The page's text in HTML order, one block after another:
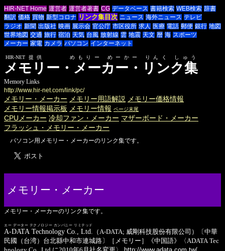
HIR-NET Home 運営者 運営者著書 CG データベース 書籍検索 WEB検索 辞書
翻訳 価格 買物 新型コロナ リンク集目次 ニュース 海外ニュース テレビ
ラジオ 新聞 出版社 映画 展示会 官公庁 市区役所 求人 医療 電話 郵便 銀行 地図
世界地図 交通 旅行 宿泊 天気 台風 放射線 雲 地震 天文 暦 海 スポーツ
メーカー 家電 カメラ パソコン インターネット
メモリー・メーカー・リンク集
HIR-NET提供 めもりー めーかー りんく しゅう
Memory Links
http://www.hir-net.com/link/pc/
メモリー・メーカー メモリー用語解説 メモリー価格情報
メモリー情報掲示板 メモリー情報 ページ末尾
CPUメーカー 冷却ファン・メーカー マザーボード・メーカー
フラッシュ・メモリー・メーカー
パソコン用メモリー・メーカーのリンク集です。
メモリー・メーカー
メモリー・メーカーのリンク集です。
A-DATA Technology Co., Ltd.
エー データー テクノロジー カンパニー リミテッド
（A-DATA; 威剛科技股份有限公司）〔中華
民國（台湾）台北縣中和市連城路〕［メモリー］《中国語》〈ADATA Tec